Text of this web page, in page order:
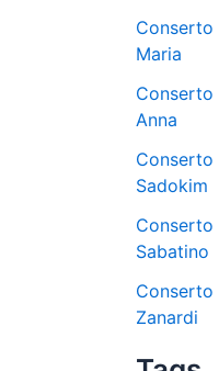
Conserto
Maria
Conserto
Anna
Conserto
Sadokim
Conserto
Sabatino
Conserto
Zanardi